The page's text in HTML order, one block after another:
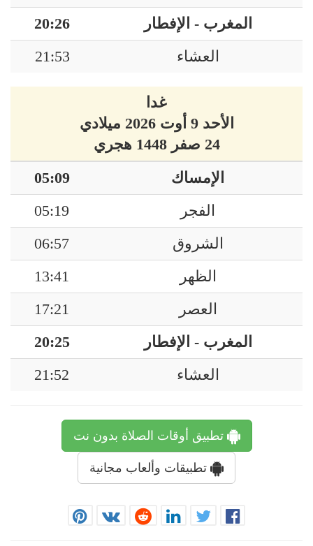
المغرب - الإفطار
20:26
العشاء
21:53
غدا
الأحد 9 أوت 2026 ميلادي
24 صفر 1448 هجري
الإمساك
05:09
الفجر
05:19
الشروق
06:57
الظهر
13:41
العصر
17:21
المغرب - الإفطار
20:25
العشاء
21:52
تطبيق أوقات الصلاة بدون نت
تطبيقات وألعاب مجانية